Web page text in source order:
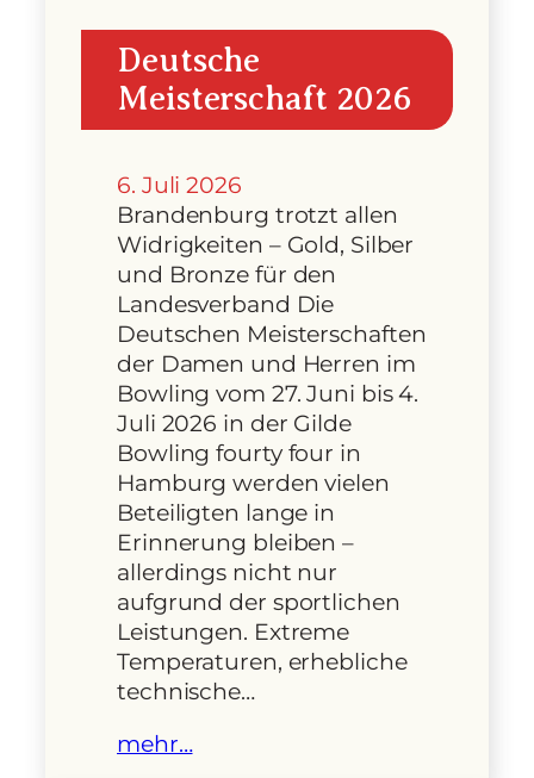
Deutsche
Meisterschaft 2026
6. Juli 2026
Brandenburg trotzt allen
Widrigkeiten – Gold, Silber
und Bronze für den
Landesverband Die
Deutschen Meisterschaften
der Damen und Herren im
Bowling vom 27. Juni bis 4.
Juli 2026 in der Gilde
Bowling fourty four in
Hamburg werden vielen
Beteiligten lange in
Erinnerung bleiben –
allerdings nicht nur
aufgrund der sportlichen
Leistungen. Extreme
Temperaturen, erhebliche
technische…
mehr…